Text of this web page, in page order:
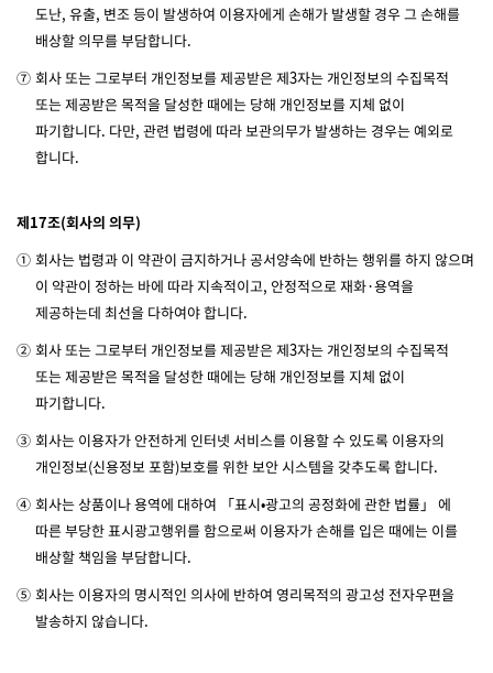
도난, 유출, 변조 등이 발생하여 이용자에게 손해가 발생할 경우 그 손해를
배상할 의무를 부담합니다.
⑦ 회사 또는 그로부터 개인정보를 제공받은 제3자는 개인정보의 수집목적
또는 제공받은 목적을 달성한 때에는 당해 개인정보를 지체 없이
파기합니다. 다만, 관련 법령에 따라 보관의무가 발생하는 경우는 예외로
합니다.
제17조(회사의 의무)
① 회사는 법령과 이 약관이 금지하거나 공서양속에 반하는 행위를 하지 않으며
이 약관이 정하는 바에 따라 지속적이고, 안정적으로 재화·용역을
제공하는데 최선을 다하여야 합니다.
② 회사 또는 그로부터 개인정보를 제공받은 제3자는 개인정보의 수집목적
또는 제공받은 목적을 달성한 때에는 당해 개인정보를 지체 없이
파기합니다.
③ 회사는 이용자가 안전하게 인터넷 서비스를 이용할 수 있도록 이용자의
개인정보(신용정보 포함)보호를 위한 보안 시스템을 갖추도록 합니다.
④ 회사는 상품이나 용역에 대하여 「표시•광고의 공정화에 관한 법률」 에
따른 부당한 표시광고행위를 함으로써 이용자가 손해를 입은 때에는 이를
배상할 책임을 부담합니다.
⑤ 회사는 이용자의 명시적인 의사에 반하여 영리목적의 광고성 전자우편을
발송하지 않습니다.